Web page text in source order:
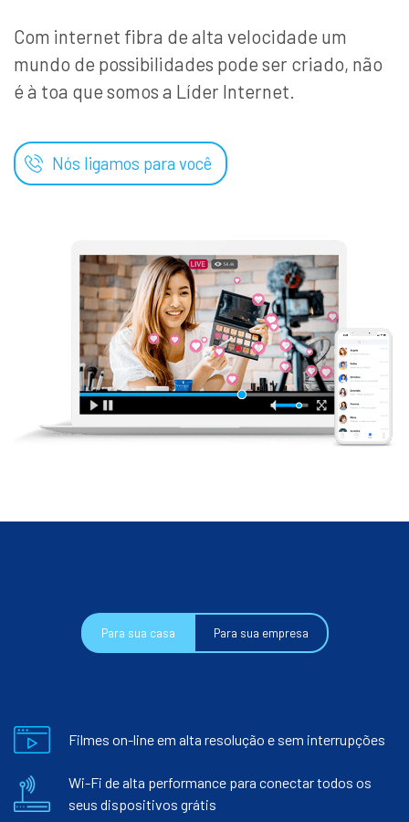
Com internet fibra de alta velocidade um
mundo de possibilidades pode ser criado, não
é à toa que somos a Líder Internet.
Nós ligamos para você
Para sua casa Para sua empresa
Filmes on-line em alta resolução e sem interrupções
Wi-Fi de alta performance para conectar todos os
seus dispositivos grátis